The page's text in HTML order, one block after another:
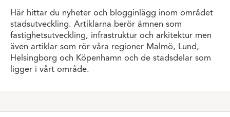
Här hittar du nyheter och blogginlägg inom området
stadsutveckling. Artiklarna berör ämnen som
fastighetsutveckling, infrastruktur och arkitektur men
även artiklar som rör våra regioner Malmö, Lund,
Helsingborg och Köpenhamn och de stadsdelar som
ligger i vårt område.